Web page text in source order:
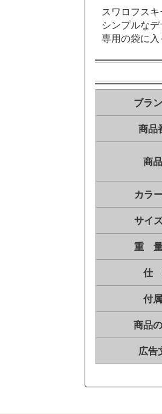
スワロフスキ
シンプルな
専用の袋に入
ブラ
商品
商
カラ
サイ
重
仕
付
商品
広告